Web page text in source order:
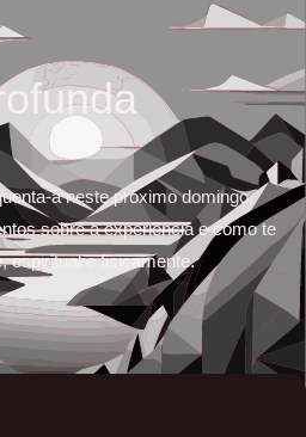
a neste próximo domingo.
sobre a experiência e como te
espiritual e fisicamente.